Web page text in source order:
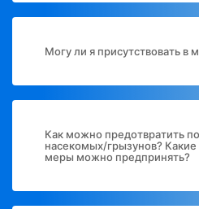
Могу ли я присутствовать в
Как можно предотвратить
насекомых/грызунов?
меры можно предпринять?